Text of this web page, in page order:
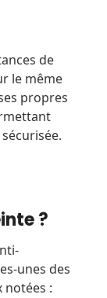
de
le même
propres
?
unes des
notées :